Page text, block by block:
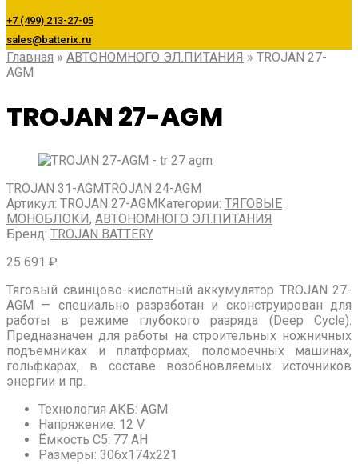
+7 (499) 213-27-05
sales@batterix.ru
Главная » АВТОНОМНОГО ЭЛ.ПИТАНИЯ » TROJAN 27-
AGM
TROJAN 27-AGM
TROJAN 31-AGMTROJAN 24-AGM
Артикул: TROJAN 27-AGM Категории: ТЯГОВЫЕ
МОНОБЛОКИ, АВТОНОМНОГО ЭЛ.ПИТАНИЯ
Бренд: TROJAN BATTERY
25 691 ₽
Тяговый свинцово-кислотный аккумулятор TROJAN 27-
AGM
— специально разработан и сконструирован для
работы в режиме глубокого разряда (Deep Cycle).
Предназначен для работы на строительных ножничных
подъемниках и платформах, поломоечных машинах,
гольфкарах, в составе возобновляемых источников
энергии и пр.
Технология АКБ: AGM
Напряжение: 12 V
Ёмкость C5: 77 AH
Размеры: 306х174х221